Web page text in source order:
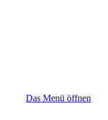
Das Menü öffnen